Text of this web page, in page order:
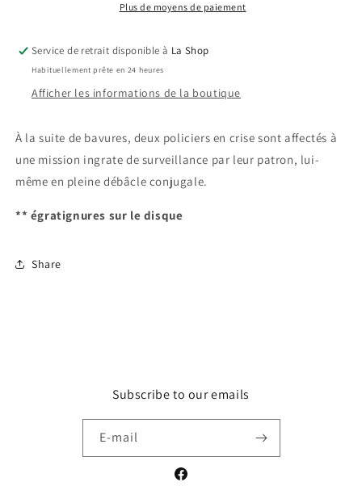
Plus de moyens de paiement
Service de retrait disponible à La Shop
Habituellement prête en 24 heures
Afficher les informations de la boutique
À la suite de bavures, deux policiers en crise sont affectés à
une mission ingrate de surveillance par leur patron, lui-
même en pleine débâcle conjugale.
** égratignures sur le disque
Share
Subscribe to our emails
E-mail
Facebook